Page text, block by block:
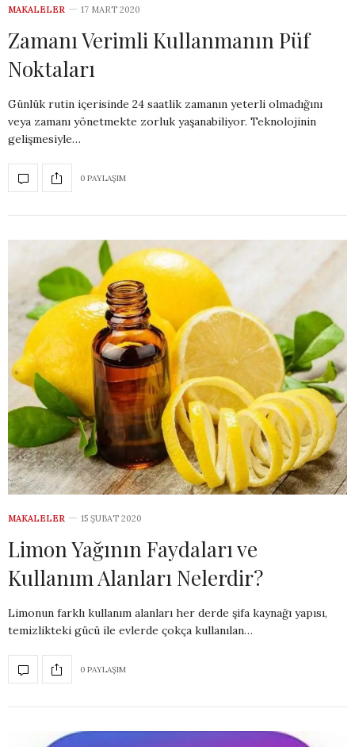
MAKALELER 17 MART 2020
Zamanı Verimli Kullanmanın Püf
Noktaları
Günlük rutin içerisinde 24 saatlik zamanın yeterli olmadığını
veya zamanı yönetmekte zorluk yaşanabiliyor. Teknolojinin
gelişmesiyle…
0 PAYLAŞIM
MAKALELER 15 ŞUBAT 2020
Limon Yağının Faydaları ve
Kullanım Alanları Nelerdir?
Limonun farklı kullanım alanları her derde şifa kaynağı yapısı,
temizlikteki gücü ile evlerde çokça kullanılan…
0 PAYLAŞIM